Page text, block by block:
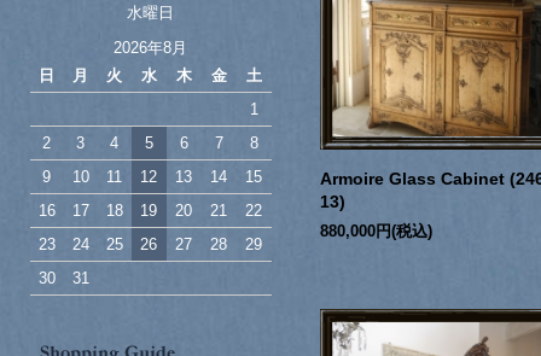
水曜日
2026年8月
日
月 火 水 木 金
土
1
2
3 4 5 6 7
8
9
10 11 12 13 14
15
16
17 18 19 20 21
22
23
24 25 26 27 28
29
30
31
Armoire Glass Cabinet
13)
880,000円(税込)